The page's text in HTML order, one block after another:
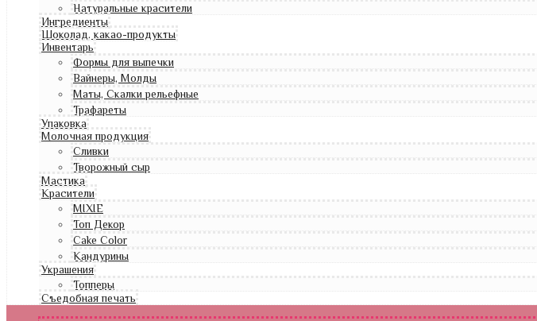
Натуральные красители
Ингредиенты
Шоколад, какао-продукты
Инвентарь
Формы для выпечки
Вайнеры, Молды
Маты, Скалки рельефные
Трафареты
Упаковка
Молочная продукция
Сливки
Творожный сыр
Мастика
Красители
MIXIE
Топ Декор
Cake Color
Кандурины
Украшения
Топперы
Съедобная печать